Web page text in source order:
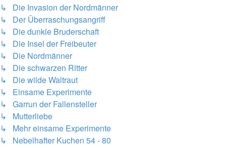
↳ Die Invasion der Nordmänner
↳ Der Überraschungsangriff
↳ Die dunkle Bruderschaft
↳ Die Insel der Freibeuter
↳ Die Nordmänner
↳ Die schwarzen Ritter
↳ Die wilde Waltraut
↳ Einsame Experimente
↳ Garrun der Fallensteller
↳ Mutterliebe
↳ Mehr einsame Experimente
↳ Nebelhafter Kuchen 54 - 80